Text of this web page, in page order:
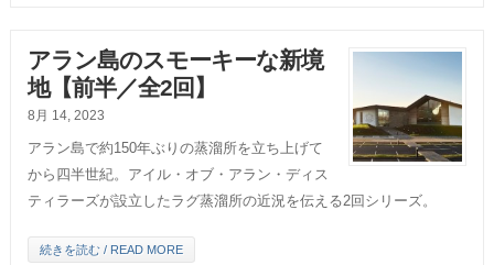
アラン島のスモーキーな新境
地【前半／全2回】
8月 14, 2023
アラン島で約150年ぶりの蒸溜所を立ち上げて
から四半世紀。アイル・オブ・アラン・ディス
ティラーズが設立したラグ蒸溜所の近況を伝える2回シリーズ。
続きを読む / READ MORE